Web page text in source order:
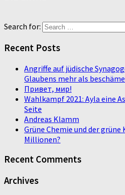
Search for:
Recent Posts
Angriffe auf jüdische
Glaubens mehr als
Привет, мир!
Wahlkampf 2021: Ayla eine
Seite
Andreas Klamm
Grüne Chemie und der
Millionen?
Recent Comments
Archives